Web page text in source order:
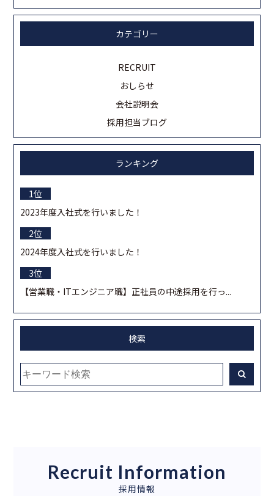
カテゴリー
RECRUIT
おしらせ
会社説明会
採用担当ブログ
ランキング
2023年度入社式を行いました！
2024年度入社式を行いました！
【営業職・ITエンジニア職】正社員の中途採用を行っ...
検索
Recruit Information
採用情報